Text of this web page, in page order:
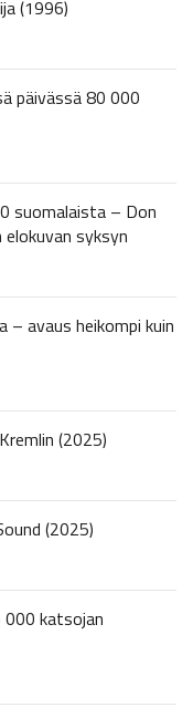
(1996)
päivässä 80 000
suomalaista – Don
syksyn
– avaus heikompi kuin
(2025)
(2025)
000 katsojan